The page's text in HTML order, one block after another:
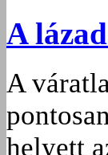
A
A
helyett